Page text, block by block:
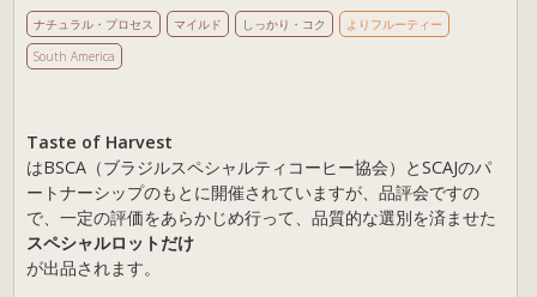
ナチュラル・プロセス マイルド しっかり・コク
よりフルーティー
South America
Taste of Harvest
はBSCA（ブラジルスペシャルティコーヒー協会）とSCAJのパ
ートナーシップのもとに開催されていますが、品評会ですの
で、一定の評価をあらかじめ行って、品質的な選別を済ませた
スペシャルロットだけ
が出品されます。